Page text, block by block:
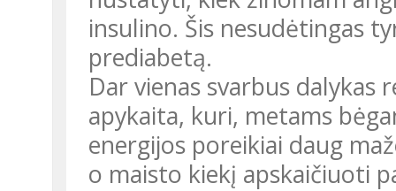
insulino. Šis nesudėtingas
prediabetą.
Dar vienas svarbus dalykas
apykaita, kuri, metams
energijos poreikiai daug
o maisto kiekį apskaičiuoti